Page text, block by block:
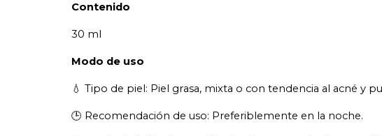
Contenido
30 ml
Modo de uso
💧 Tipo de piel: Piel grasa, mixta o con tendencia al acné y
🕒 Recomendación de uso: Preferiblemente en la noche.